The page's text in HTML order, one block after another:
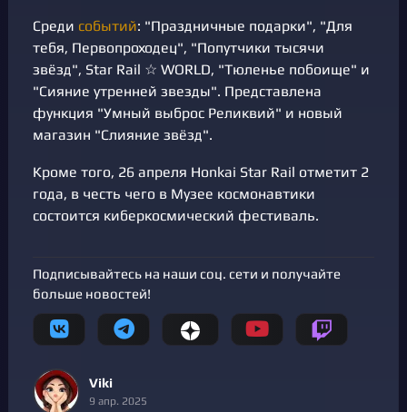
Среди событий: "Праздничные подарки", "Для
тебя, Первопроходец", "Попутчики тысячи
звёзд", Star Rail ☆ WORLD, "Тюленье побоище" и
"Сияние утренней звезды". Представлена
функция "Умный выброс Реликвий" и новый
магазин "Слияние звёзд".
Кроме того, 26 апреля Honkai Star Rail отметит 2
года, в честь чего в Музее космонавтики
состоится киберкосмический фестиваль.
Подписывайтесь на наши соц. сети и получайте
больше новостей!
Viki
9 апр. 2025